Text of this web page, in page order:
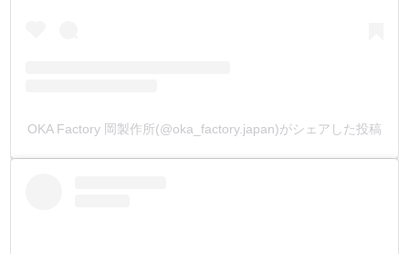
OKA Factory 岡製作所(@oka_factory.japan)がシェアした投稿